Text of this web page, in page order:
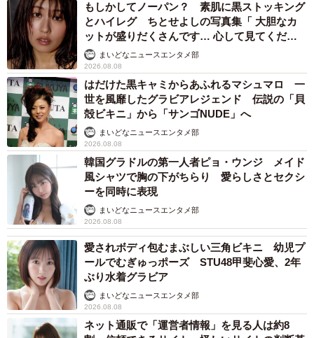
「キーホルダーにしたらかわいいのでは？！」。担当者のひらめきで生
もしかしてノーパン？ 素肌に黒ストッキング
とハイレグ ちとせよしの写真集「 大胆なカ
ットが盛りだくさんです… 心して見てくださ
い」まいどなニュースエンタメ部
2026.08.08
はだけた黒キャミからあふれるマシュマロ 一
世を風靡したグラビアレジェンド 伝説の「貝
殻ビキニ」から「サンゴNUDE」へ
まいどなニュースエンタメ部
2026.08.08
韓国グラドルの第一人者ピョ・ウンジ メイド
風シャツで胸の下がちらり 愛らしさとセクシ
ーを同時に表現
まいどなニュースエンタメ部
2026.08.08
愛されボディ包むまぶしい三角ビキニ 幼児プ
ールでむぎゅっポーズ STU48甲斐心愛、2年
ぶり水着グラビア
まいどなニュースエンタメ部
2026.08.08
ネット通販で「運営者情報」を見る人は約8